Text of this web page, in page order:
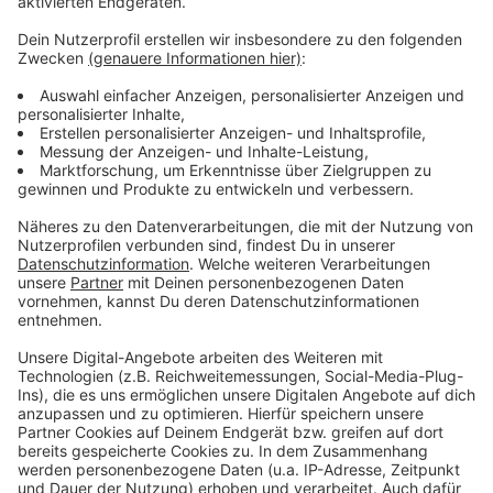
Anzeige
Weitere Infos und Links zum Thema
Anzeige
Hier geht es zur Tabelle:
So berichtet die Fortuna: